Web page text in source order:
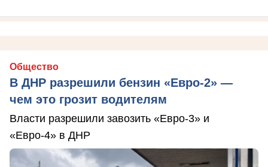
Общество
В ДНР разрешили бензин «Евро-2» —
чем это грозит водителям
Власти разрешили завозить «Евро-3» и
«Евро-4» в ДНР